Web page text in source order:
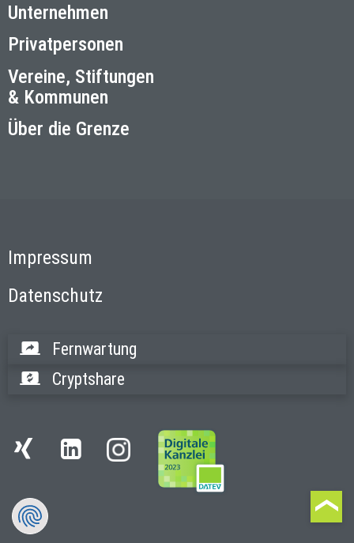
Unternehmen
Privatpersonen
Vereine, Stiftungen
& Kommunen
Über die Grenze
Impressum
Datenschutz
Fernwartung
Cryptshare
LinkedIn
Instagram